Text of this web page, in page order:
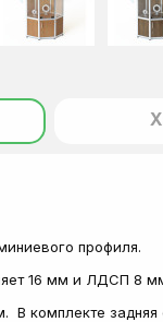
профиля.
16 мм и ЛДСП 8
В комплекте задняя